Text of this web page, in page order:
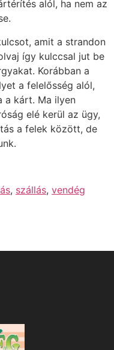
alól, ha nem az
amit a strandon
így kulccsal jut be
Korábban a
a felelősség alól,
a kárt. Ma ilyen
elé kerül az ügy,
a felek között, de
, szállás, vendég